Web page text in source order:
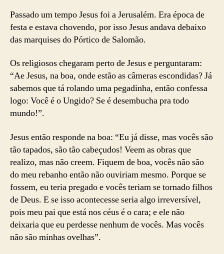
Passado um tempo Jesus foi a Jerusalém. Era época de
festa e estava chovendo, por isso Jesus andava debaixo
das marquises do Pórtico de Salomão.
Os religiosos chegaram perto de Jesus e perguntaram:
“Ae Jesus, na boa, onde estão as câmeras escondidas? Já
sabemos que tá rolando uma pegadinha, então confessa
logo: Você é o Ungido? Se é desembucha pra todo
mundo!”.
Jesus então responde na boa: “Eu já disse, mas vocês são
tão tapados, são tão cabeçudos! Veem as obras que
realizo, mas não creem. Fiquem de boa, vocês não são
do meu rebanho então não ouviriam mesmo. Porque se
fossem, eu teria pregado e vocês teriam se tornado filhos
de Deus. E se isso acontecesse seria algo irreversível,
pois meu pai que está nos céus é o cara; e ele não
deixaria que eu perdesse nenhum de vocês. Mas vocês
não são minhas ovelhas”.